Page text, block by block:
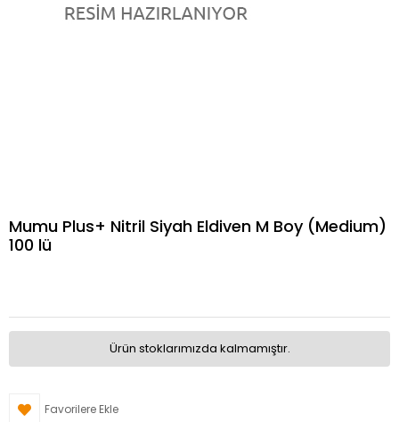
Mumu Plus+ Nitril Siyah Eldiven M Boy (Medium)
100 lü
Ürün stoklarımızda kalmamıştır.
Favorilere Ekle